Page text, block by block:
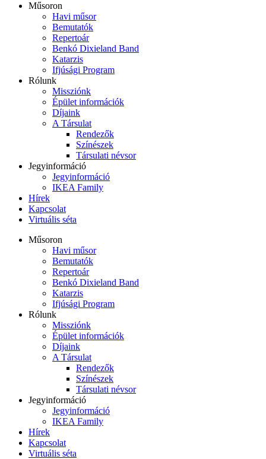
Műsoron
Havi műsor
Bemutatók
Repertoár
Benkó Dixieland Band
Katarzis
Ifjúsági Program
Rólunk
Missziónk
Épület információk
Díjaink
A Társulat
Rendezők
Színészek
Társulati névsor
Jegyinformáció
Jegyinformáció
IKEA Family
Hírek
Kapcsolat
Virtuális séta
Műsoron
Havi műsor
Bemutatók
Repertoár
Benkó Dixieland Band
Katarzis
Ifjúsági Program
Rólunk
Missziónk
Épület információk
Díjaink
A Társulat
Rendezők
Színészek
Társulati névsor
Jegyinformáció
Jegyinformáció
IKEA Family
Hírek
Kapcsolat
Virtuális séta